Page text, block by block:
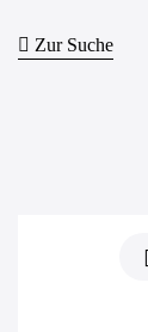
Zur Suche